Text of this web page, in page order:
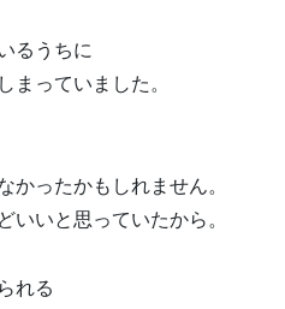
るうちに
まっていました。
かったかもしれません。
いいと思っていたから。
れる